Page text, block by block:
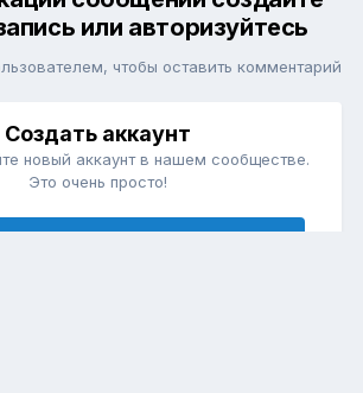
или авторизуйтесь
чтобы оставить комментарий
Создать аккаунт
новый аккаунт в нашем сообществе.
Это очень просто!